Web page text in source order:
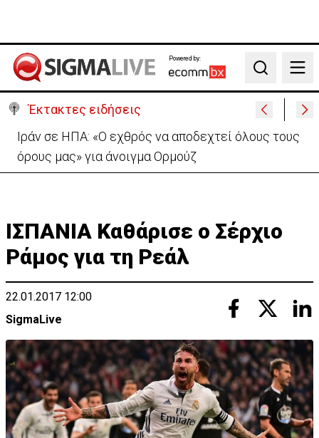
Powered by:
Search
Έκτακτες ειδήσεις
Ο Ε/κ εφοπλιστής που «νίκησε» στον «Πόλεμο των
Τάνκερ» Ιράν–Ιράκ (BINTEO)
ΙΣΠΑΝΙΑ Καθάρισε ο Σέρχιο
Ράμος για τη Ρεάλ
22.01.2017 12:00
SigmaLive